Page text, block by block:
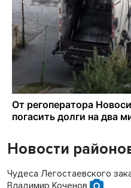
Новости
Чудеса Легостаевского
Владимир Коченов